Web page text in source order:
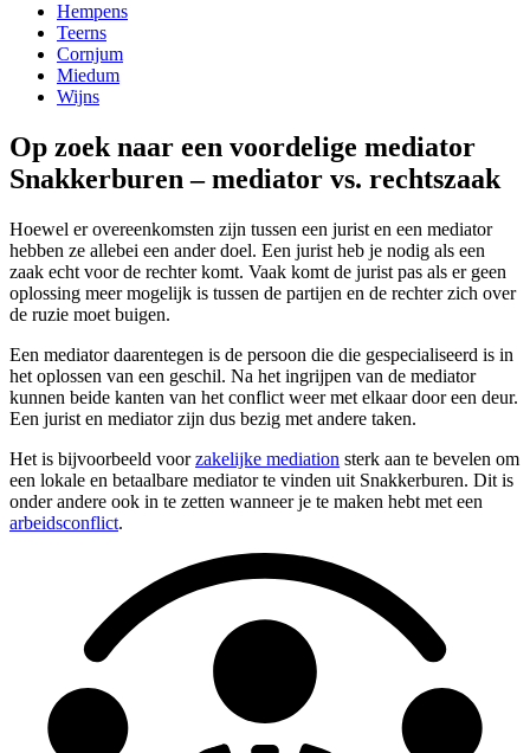
Hempens
Teerns
Cornjum
Miedum
Wijns
Op zoek naar een voordelige mediator
Snakkerburen – mediator vs. rechtszaak
Hoewel er overeenkomsten zijn tussen een jurist en een mediator
hebben ze allebei een ander doel. Een jurist heb je nodig als een
zaak echt voor de rechter komt. Vaak komt de jurist pas als er geen
oplossing meer mogelijk is tussen de partijen en de rechter zich over
de ruzie moet buigen.
Een mediator daarentegen is de persoon die die gespecialiseerd is in
het oplossen van een geschil. Na het ingrijpen van de mediator
kunnen beide kanten van het conflict weer met elkaar door een deur.
Een jurist en mediator zijn dus bezig met andere taken.
Het is bijvoorbeeld voorzakelijke mediation sterk aan te bevelen om
een lokale en betaalbare mediator te vinden uit Snakkerburen. Dit is
onder andere ook in te zetten wanneer je te maken hebt met een
arbeidsconflict.